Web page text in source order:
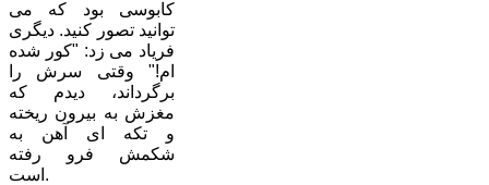
کابوسی بود که می
توانید تصور کنید. دیگری
فریاد می زد: "کور شده
ام!" وقتی سرش را
برگرداند، دیدم که
مغزش به بیرون ریخته
و تکه ای آهن به
شکمش فرو رفته
است.